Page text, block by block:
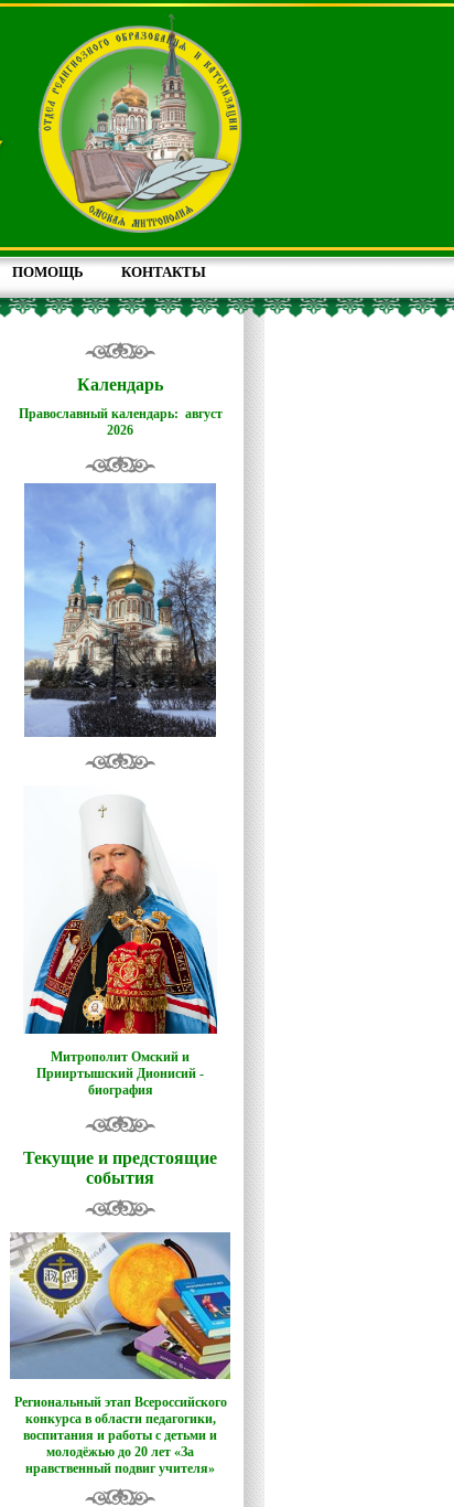
ПОМОЩЬ КОНТАКТЫ
Календарь
Православный календарь: август
2026
Митрополит Омский и
Прииртышский Дионисий -
биография
Текущие и предстоящие
события
Региональный этап Всероссийского
конкурса в области педагогики,
воспитания и работы с детьми и
молодёжью до 20 лет «За
нравственный подвиг учителя»